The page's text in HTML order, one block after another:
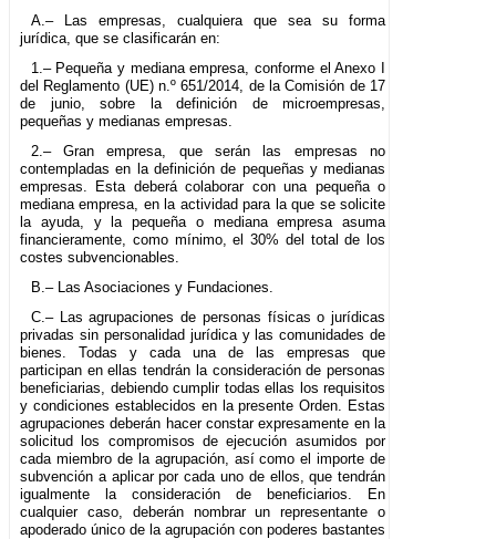
A.– Las empresas, cualquiera que sea su forma
jurídica, que se clasificarán en:
1.– Pequeña y mediana empresa, conforme el Anexo I
del Reglamento (UE) n.º 651/2014, de la Comisión de 17
de junio, sobre la definición de microempresas,
pequeñas y medianas empresas.
2.– Gran empresa, que serán las empresas no
contempladas en la definición de pequeñas y medianas
empresas. Esta deberá colaborar con una pequeña o
mediana empresa, en la actividad para la que se solicite
la ayuda, y la pequeña o mediana empresa asuma
financieramente, como mínimo, el 30% del total de los
costes subvencionables.
B.– Las Asociaciones y Fundaciones.
C.– Las agrupaciones de personas físicas o jurídicas
privadas sin personalidad jurídica y las comunidades de
bienes. Todas y cada una de las empresas que
participan en ellas tendrán la consideración de personas
beneficiarias, debiendo cumplir todas ellas los requisitos
y condiciones establecidos en la presente Orden. Estas
agrupaciones deberán hacer constar expresamente en la
solicitud los compromisos de ejecución asumidos por
cada miembro de la agrupación, así como el importe de
subvención a aplicar por cada uno de ellos, que tendrán
igualmente la consideración de beneficiarios. En
cualquier caso, deberán nombrar un representante o
apoderado único de la agrupación con poderes bastantes